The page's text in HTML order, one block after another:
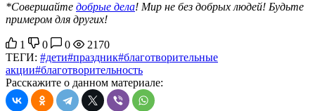
*Совершайте добрые дела! Мир не без добрых людей! Будьте
примером для других!
1 0 0
2170
ТЕГИ: #дети#праздник#благотворительные
акции#благотворительность
Расскажите о данном материале: